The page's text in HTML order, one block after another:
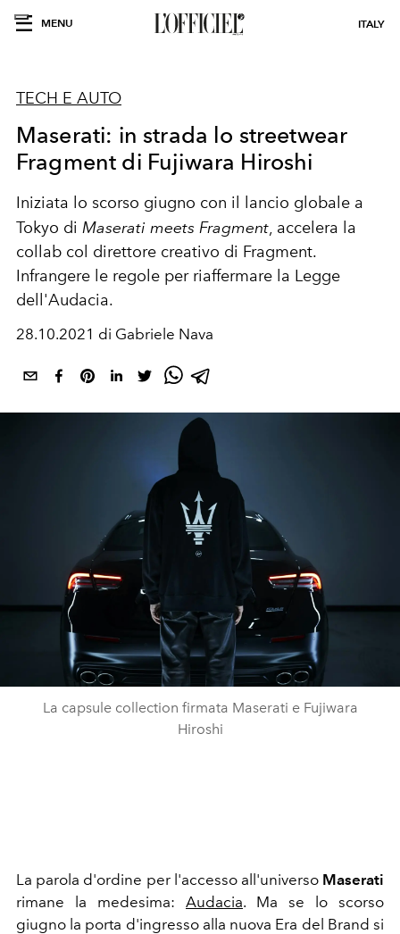
MENU ITALY
TECH E AUTO
Maserati: in strada lo streetwear
Fragment di Fujiwara Hiroshi
Iniziata lo scorso giugno con il lancio globale a
Tokyo di Maserati meets Fragment, accelera la
collab col direttore creativo di Fragment.
Infrangere le regole per riaffermare la Legge
dell'Audacia.
28.10.2021 di Gabriele Nava
La capsule collection firmata Maserati e Fujiwara
Hiroshi
La parola d'ordine per l'accesso all'universo Maserati
rimane la medesima: Audacia. Ma se lo scorso
giugno la porta d'ingresso alla nuova Era del Brand si